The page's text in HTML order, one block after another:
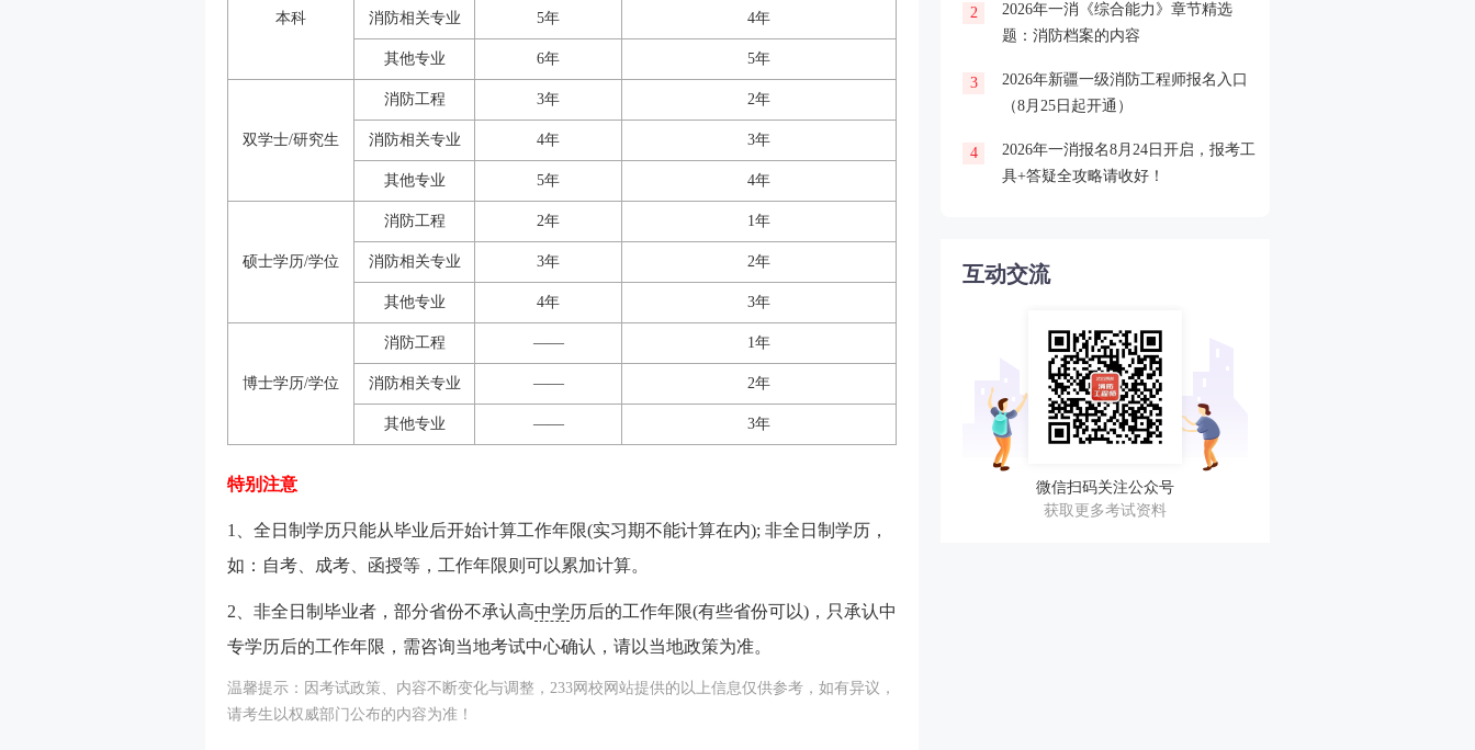
本科 消防相关专业 5年 4年
其他专业 6年 5年
双学士/研究生
消防工程 3年 2年
消防相关专业 4年 3年
其他专业 5年 4年
硕士学历/学位
消防工程 2年 1年
消防相关专业 3年 2年
其他专业 4年 3年
博士学历/学位
消防工程 —— 1年
消防相关专业 —— 2年
其他专业 —— 3年
特别注意
1、全日制学历只能从毕业后开始计算工作年限(实习期不能计算在内); 非全日制学历，
如：自考、成考、函授等，工作年限则可以累加计算。
2、非全日制毕业者，部分省份不承认高中学历后的工作年限(有些省份可以)，只承认中
专学历后的工作年限，需咨询当地考试中心确认，请以当地政策为准。
温馨提示：因考试政策、内容不断变化与调整，233网校 网站提供的以上信息仅供参考，如有异议，
请考生以权威部门公布的内容为准！
2
2026年一消《综合能力》章节精选
题：消防档案的内容
3
2026年新疆一级消防工程师报名入口
（8月25日起开通）
4
2026年一消报名8月24日开启，报考工
具+答疑全攻略请收好！
互动交流
微信扫码关注公众号
获取更多考试资料